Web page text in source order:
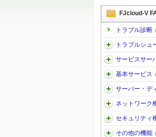
FJcloud-V
トラブル診断
トラブルシュ
サービスサー
基本サービス
サーバー・デ
ネットワーク
セキュリティ
その他の機能